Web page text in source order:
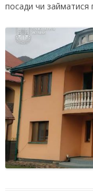
посади чи займатися